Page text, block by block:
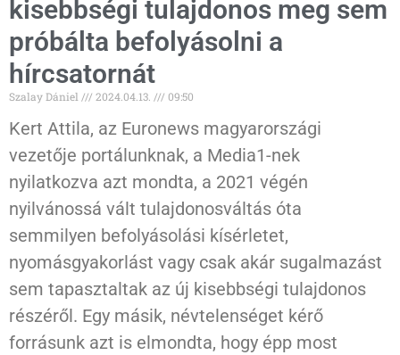
kisebbségi tulajdonos meg sem
próbálta befolyásolni a
hírcsatornát
Szalay Dániel 2024.04.13. 09:50
Kert Attila, az Euronews magyarországi
vezetője portálunknak, a Media1-nek
nyilatkozva azt mondta, a 2021 végén
nyilvánossá vált tulajdonosváltás óta
semmilyen befolyásolási kísérletet,
nyomásgyakorlást vagy csak akár sugalmazást
sem tapasztaltak az új kisebbségi tulajdonos
részéről. Egy másik, névtelenséget kérő
forrásunk azt is elmondta, hogy épp most